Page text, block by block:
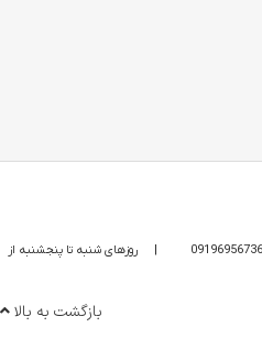
روزهای شنبه تا پنجشنبه از
بازگشت به بالا